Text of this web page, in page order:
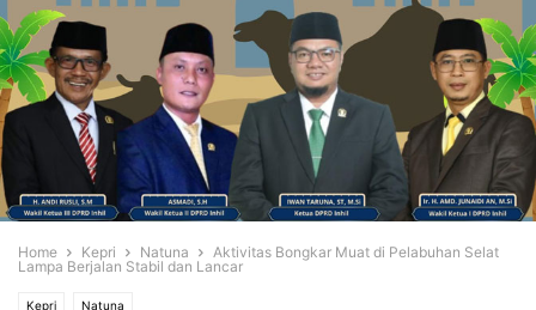
Home Kepri Natuna
Aktivitas Bongkar Muat di Pelabuhan Selat
Lampa Berjalan Stabil dan Lancar
Kepri Natuna